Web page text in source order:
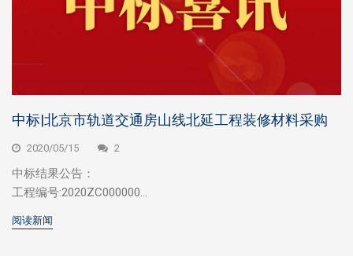
中标|北京市轨道交通房山线北延工程装修材料采购
2020/05/15 2
中标结果公告：
工程编号:2020ZC000000...
阅读新闻